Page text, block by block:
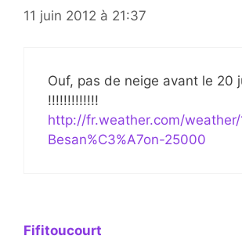
11 juin 2012 à 21:37
Ouf, pas de neige avant le 20
!!!!!!!!!!!!!
http://fr.weather.com/
Besan%C3%A7on-25000
Fifitoucourt